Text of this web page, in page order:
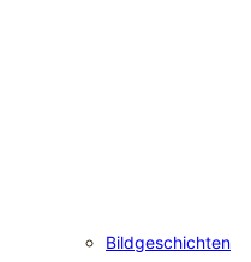
Bildgeschichten